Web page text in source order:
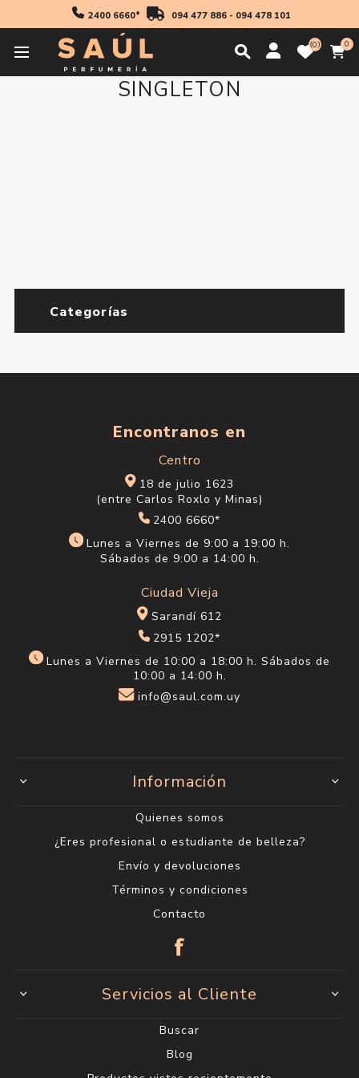
2400 6660* 094 477 886- 094 478 101
0 0
SINGLETON
Categorías
Encontranos en
Centro
18 de julio 1623
(entre Carlos Roxlo y Minas)
2400 6660*
Lunes a Viernes de 9:00 a 19:00 h.
Sábados de 9:00 a 14:00 h.
Ciudad Vieja
Sarandí 612
2915 1202*
Lunes a Viernes de 10:00 a 18:00 h. Sábados de
10:00 a 14:00 h.
info@saul.com.uy
Información
Quienes somos
¿Eres profesional o estudiante de belleza?
Envío y devoluciones
Términos y condiciones
Contacto
Servicios al Cliente
Buscar
Blog